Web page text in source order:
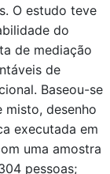
O estudo teve
do
de mediação
de
Baseou-se
desenho
executada em
uma amostra
pessoas;